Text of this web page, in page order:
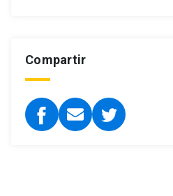
Compartir